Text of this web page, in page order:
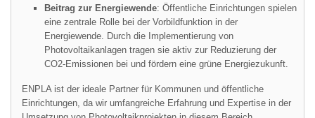
Beitrag zur Energiewende: Öffentliche Einrichtungen spielen
eine zentrale Rolle bei der Vorbildfunktion in der
Energiewende. Durch die Implementierung von
Photovoltaikanlagen tragen sie aktiv zur Reduzierung der
CO2-Emissionen bei und fördern eine grüne Energiezukunft.
ENPLA ist der ideale Partner für Kommunen und öffentliche
Einrichtungen, da wir umfangreiche Erfahrung und Expertise in der